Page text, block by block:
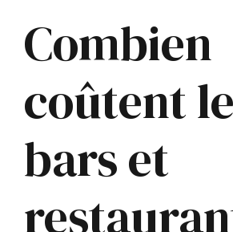
Combien
coûtent
bars et